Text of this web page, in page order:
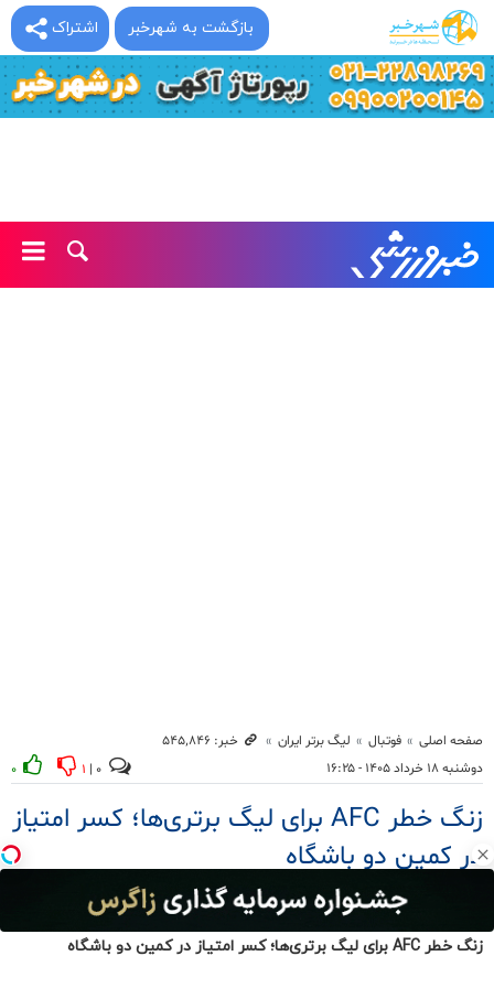
اشتراک بازگشت به شهرخبر
زنگ خطر AFC برای لیگ برتری‌ها؛ کسر امتیاز در کمین دو باشگاه